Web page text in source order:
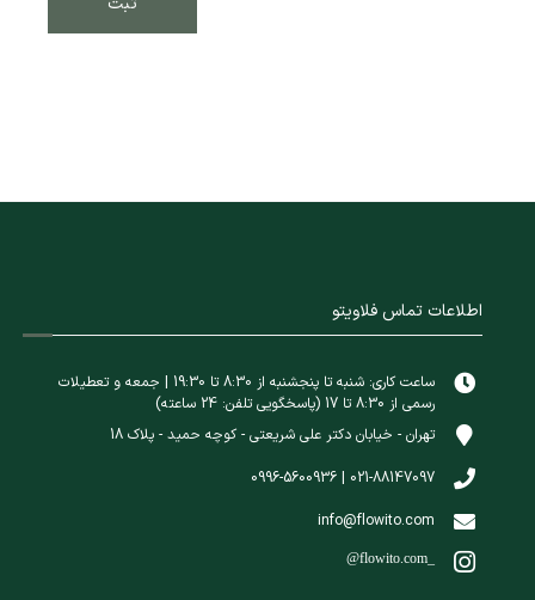
اطلاعات تماس فلاویتو
ساعت کاری: شنبه تا پنجشنبه از 8:30 تا 19:30 | جمعه و تعطیلات
رسمی از 8:30 تا 17 (پاسخگویی تلفن: 24 ساعته)
تهران - خیابان دکتر علی شریعتی - کوچه حمید - پلاک 18
021-88147097 | 0996-5600936
info@flowito.com
@flowito.com_